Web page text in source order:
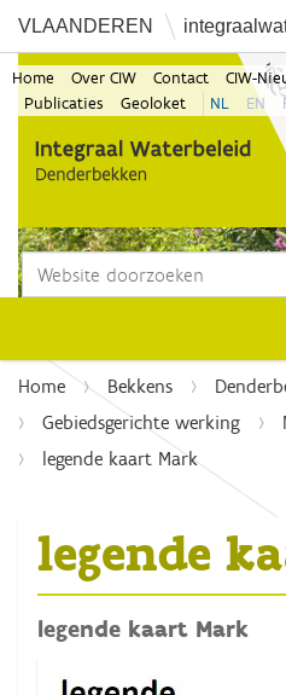
VLAANDEREN
Zoek
Home Over CIW Contact CIW-
Publicaties
Geoloket NL EN
Home Bekkens
Gebiedsgerichte werking
legende kaart Mark
legende
legende kaart Mark